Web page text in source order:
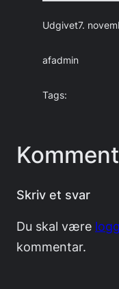
Udgivet7.
afadmin
Tags:
Skriv et svar
Du skal være
kommentar.